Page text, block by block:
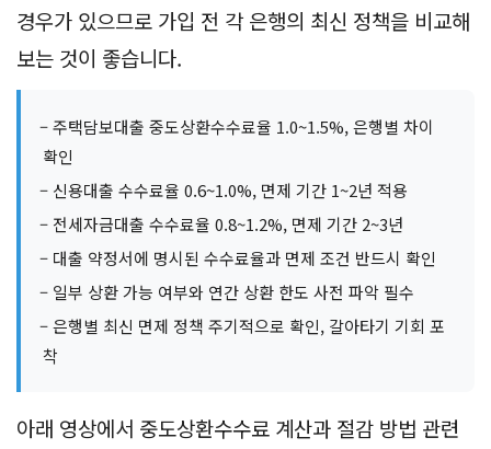
경우가 있으므로 가입 전 각 은행의 최신 정책을 비교해
보는 것이 좋습니다.
– 주택담보대출 중도상환수수료율 1.0~1.5%, 은행별 차이
확인
– 신용대출 수수료율 0.6~1.0%, 면제 기간 1~2년 적용
– 전세자금대출 수수료율 0.8~1.2%, 면제 기간 2~3년
– 대출 약정서에 명시된 수수료율과 면제 조건 반드시 확인
– 일부 상환 가능 여부와 연간 상환 한도 사전 파악 필수
– 은행별 최신 면제 정책 주기적으로 확인, 갈아타기 기회 포
착
아래 영상에서 중도상환수수료 계산과 절감 방법 관련